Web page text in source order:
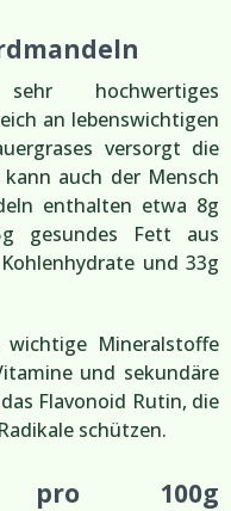
hochwertiges
an lebenswichtigen
versorgt die
auch der Mensch
enthalten etwa 8g
gesundes Fett aus
und 33g
Mineralstoffe
und sekundäre
Flavonoid Rutin, die
schützen.
pro 100g